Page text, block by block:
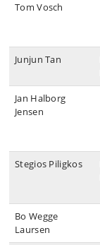
Tom Vosch
Junjun Tan
Jan Halborg
Jensen
Stegios Piligkos
Bo Wegge
Laursen